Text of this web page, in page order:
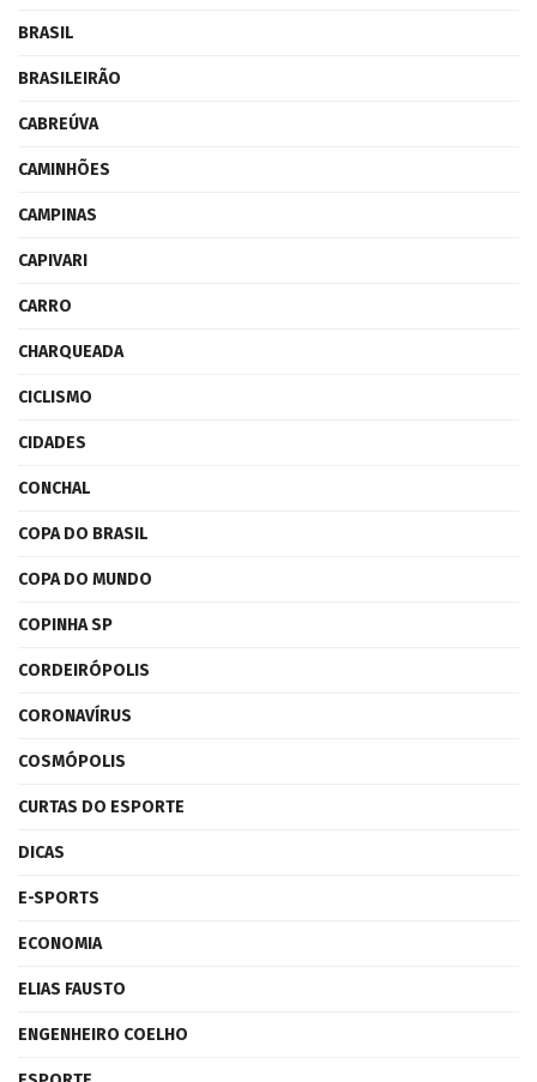
BRASIL
BRASILEIRÃO
CABREÚVA
CAMINHÕES
CAMPINAS
CAPIVARI
CARRO
CHARQUEADA
CICLISMO
CIDADES
CONCHAL
COPA DO BRASIL
COPA DO MUNDO
COPINHA SP
CORDEIRÓPOLIS
CORONAVÍRUS
COSMÓPOLIS
CURTAS DO ESPORTE
DICAS
E-SPORTS
ECONOMIA
ELIAS FAUSTO
ENGENHEIRO COELHO